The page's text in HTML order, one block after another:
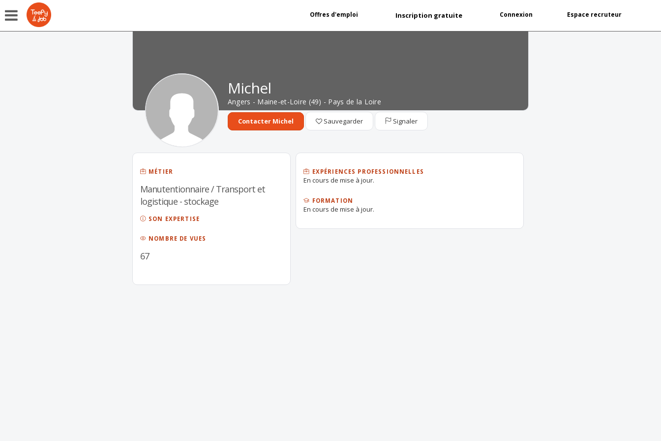
Offres d'emploi Inscription gratuite Connexion Espace recruteur
Michel
Angers - Maine-et-Loire (49) - Pays de la Loire
Contacter Michel Sauvegarder Signaler
MÉTIER
Manutentionnaire / Transport et
logistique - stockage
SON EXPERTISE
NOMBRE DE VUES
67
EXPÉRIENCES PROFESSIONNELLES
En cours de mise à jour.
FORMATION
En cours de mise à jour.